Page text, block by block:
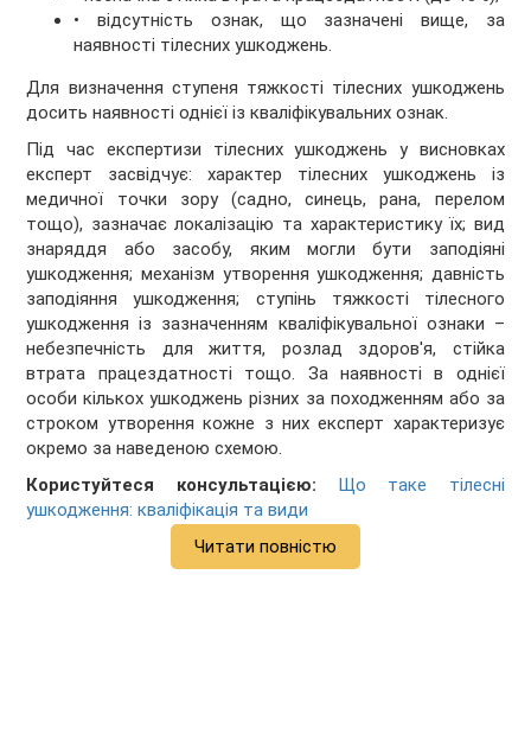
• відсутність ознак, що зазначені вище, за
наявності тілесних ушкоджень.
Для визначення ступеня тяжкості тілесних ушкоджень
досить наявності однієї із кваліфікувальних ознак.
Під час експертизи тілесних ушкоджень у висновках
експерт засвідчує: характер тілесних ушкоджень із
медичної точки зору (садно, синець, рана, перелом
тощо), зазначає локалізацію та характеристику їх; вид
знаряддя або засобу, яким могли бути заподіяні
ушкодження; механізм утворення ушкодження; давність
заподіяння ушкодження; ступінь тяжкості тілесного
ушкодження із зазначенням кваліфікувальної ознаки –
небезпечність для життя, розлад здоров'я, стійка
втрата працездатності тощо. За наявності в однієї
особи кількох ушкоджень різних за походженням або за
строком утворення кожне з них експерт характеризує
окремо за наведеною схемою.
Користуйтеся консультацією:
Що таке тілесні
ушкодження: кваліфікація та види
Читати повністю